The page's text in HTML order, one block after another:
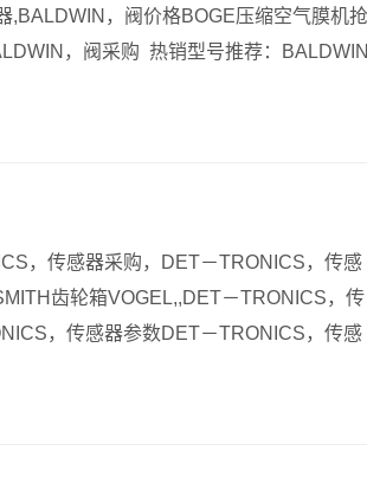
,BALDWIN，阀价格BOGE压缩空气膜机
，阀采购 热销型号推荐：
，传感器采购，DET－TRONICS，传感
齿轮箱VOGEL,,DET－TRONICS，传
，传感器参数DET－TRONICS，传感